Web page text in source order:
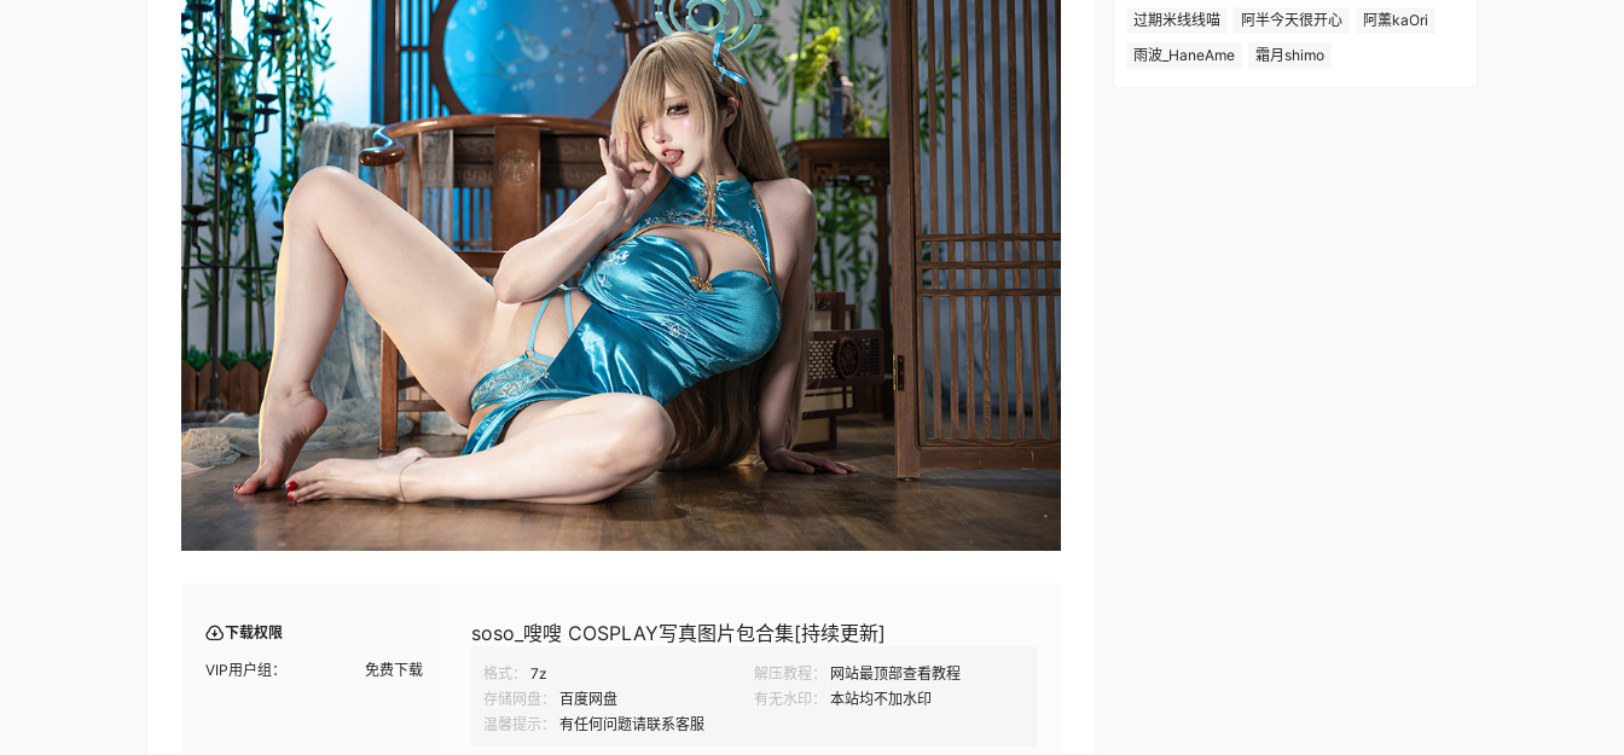
下载权限
VIP用户组： 免费下载
soso_嗖嗖 COSPLAY写真图片包合集[持续更新]
格式： 7z 解压教程：
网站最顶部查看教程
存储网盘：
百度网盘 有无水印：
本站均不加水印
温馨提示：
有任何问题请联系客服
过期米线线喵
阿半今天很开心
阿薰kaOri
雨波_HaneAme
霜月shimo